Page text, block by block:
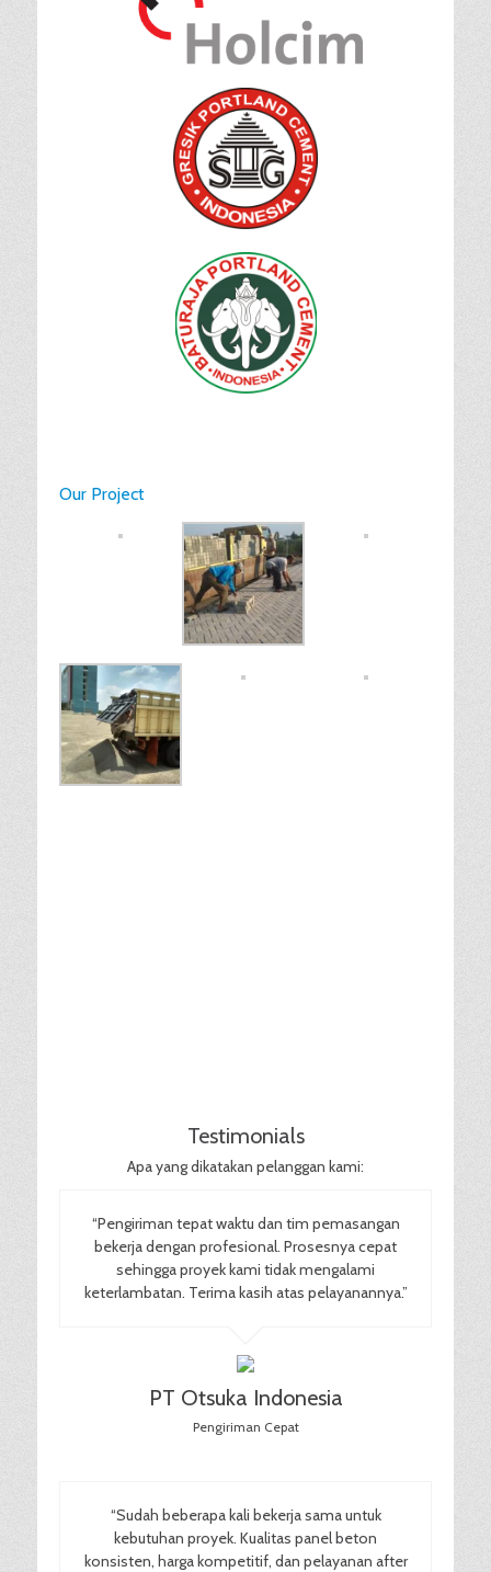
Our Project
Testimonials
Apa yang dikatakan pelanggan kami:
“Pengiriman tepat waktu dan tim pemasangan
bekerja dengan profesional. Prosesnya cepat
sehingga proyek kami tidak mengalami
keterlambatan. Terima kasih atas pelayanannya.”
PT Otsuka Indonesia
Pengiriman Cepat
“Sudah beberapa kali bekerja sama untuk
kebutuhan proyek. Kualitas panel beton
konsisten, harga kompetitif, dan pelayanan after